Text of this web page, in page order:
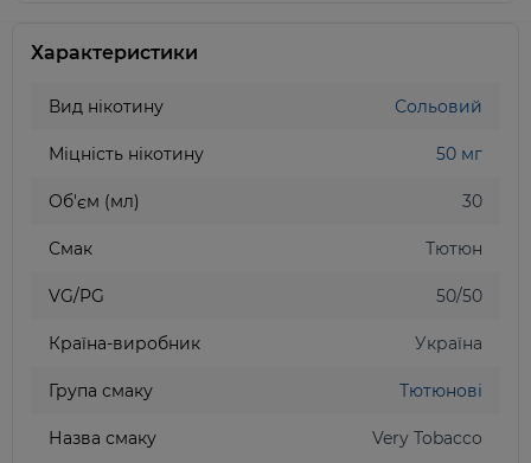
Характеристики
Вид нікотину Сольовий
Міцність нікотину 50 мг
Об'єм (мл) 30
Смак Тютюн
VG/PG 50/50
Країна-виробник Україна
Група смаку Тютюнові
Назва смаку Very Tobacco